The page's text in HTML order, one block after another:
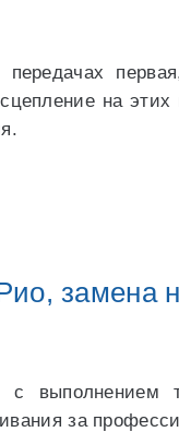
на этих
замена
выполнением
за